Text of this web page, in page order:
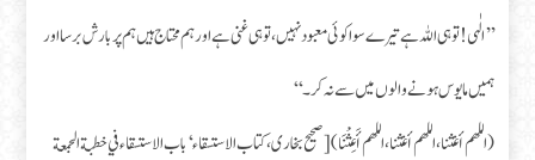
’’الٰہی! تو ہی اللہ ہے تیرے سوا کوئی معبود نہیں، تو ہی غنی ہے اور ہم محتاج ہیں ہم پر بارش برسا اور
ہمیں مایوس ہونے والوں میں سے نہ کر۔‘‘
(اللهم أغثنا، اللهم أغثنا، اللهم أَعِثْنَا) [صحیح بخاری، کتاب الاستسقاء ‘ باب الاستسقاء في خطبة الجمعة